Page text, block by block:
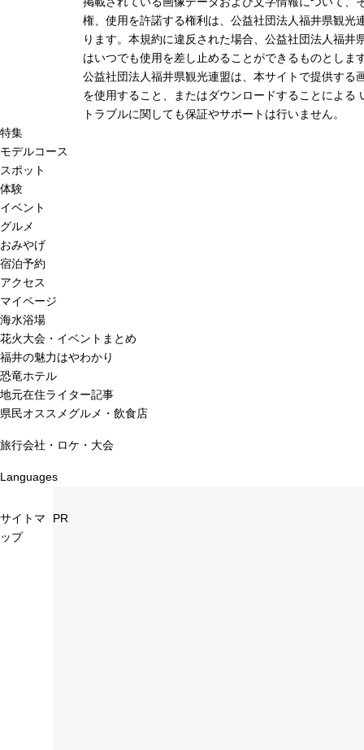
権、使用を許諾する権利は、公益社団法人福井県観光
ります。本規約に違反された場合、公益社団法人福井
はいつでも使用を差し止めることができるものとしま
公益社団法人福井県観光連盟は、本サイトで提供する
を使用すること、またはダウンロードすることによる
トラブルに関しても保証やサポートは行いません。
特集
モデルコース
スポット
体験
イベント
グルメ
おみやげ
宿泊予約
アクセス
マイページ
海水浴場
花火大会・イベントまとめ
福井の魅力はやわかり
恐竜ホテル
地元在住ライター記事
県民オススメグルメ・飲食店
旅行会社・ロケ・大会
Languages
サイトマ
ップ
PR